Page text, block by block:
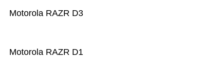
Motorola RAZR D1
Motorola RAZR D3